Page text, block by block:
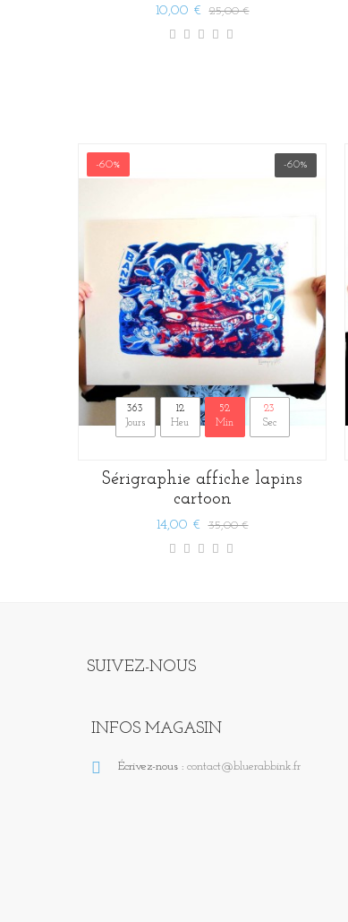
10,00 € 25,00 €
-60%
363
Jours
12
Heu
52
Min
22
Sec
-60%
Sérigraphie affiche lapins
cartoon
14,00 € 35,00 €
SUIVEZ-NOUS
INFOS MAGASIN
Écrivez-nous : contact@bluerabbink.fr